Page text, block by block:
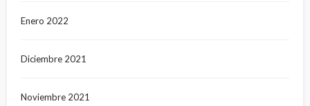
Enero 2022
Diciembre 2021
Noviembre 2021